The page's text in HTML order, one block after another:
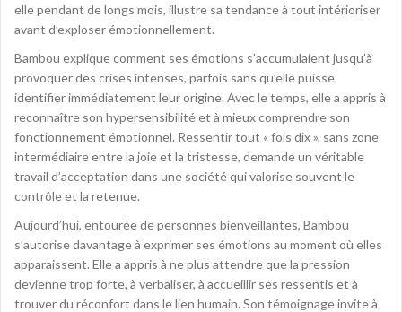
elle pendant de longs mois, illustre sa tendance à tout intérioriser
avant d’exploser émotionnellement.
Bambou explique comment ses émotions s’accumulaient jusqu’à
provoquer des crises intenses, parfois sans qu’elle puisse
identifier immédiatement leur origine. Avec le temps, elle a appris à
reconnaître son hypersensibilité et à mieux comprendre son
fonctionnement émotionnel. Ressentir tout « fois dix », sans zone
intermédiaire entre la joie et la tristesse, demande un véritable
travail d’acceptation dans une société qui valorise souvent le
contrôle et la retenue.
Aujourd’hui, entourée de personnes bienveillantes, Bambou
s’autorise davantage à exprimer ses émotions au moment où elles
apparaissent. Elle a appris à ne plus attendre que la pression
devienne trop forte, à verbaliser, à accueillir ses ressentis et à
trouver du réconfort dans le lien humain. Son témoignage invite à